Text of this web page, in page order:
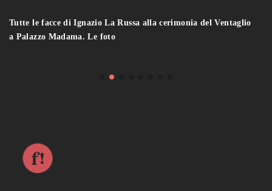
Tutte le facce di Ignazio La Russa alla cerimonia del Ventaglio
a Palazzo Madama. Le foto